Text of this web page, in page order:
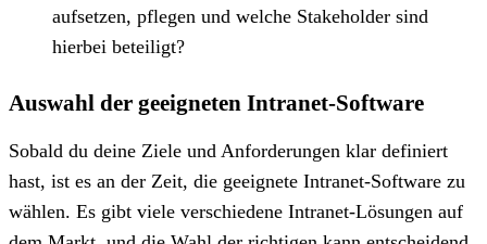
aufsetzen, pflegen und welche Stakeholder sind
hierbei beteiligt?
Auswahl der geeigneten Intranet-Software
Sobald du deine Ziele und Anforderungen klar definiert
hast, ist es an der Zeit, die geeignete Intranet-Software zu
wählen. Es gibt viele verschiedene Intranet-Lösungen auf